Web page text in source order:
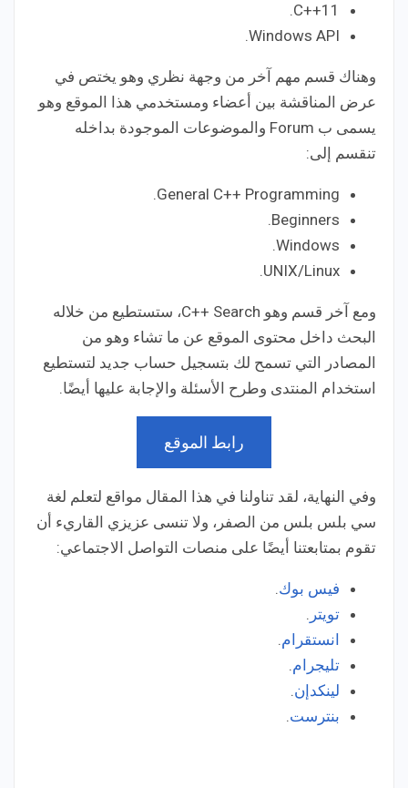
C++11.
Windows API.
وهناك قسم مهم آخر من وجهة نظري وهو يختص في
عرض المناقشة بين أعضاء ومستخدمي هذا الموقع وهو
يسمى ب Forum والموضوعات الموجودة بداخله
تنقسم إلى:
General C++ Programming.
Beginners.
Windows.
UNIX/Linux.
ومع آخر قسم وهو C++ Search، ستستطيع من خلاله
البحث داخل محتوى الموقع عن ما تشاء وهو من
المصادر التي تسمح لك بتسجيل حساب جديد لتستطيع
استخدام المنتدى وطرح الأسئلة والإجابة عليها أيضًا.
رابط الموقع
وفي النهاية، لقد تناولنا في هذا المقال مواقع لتعلم لغة
سي بلس بلس من الصفر، ولا تنسى عزيزي القاريء أن
تقوم بمتابعتنا أيضًا على منصات التواصل الاجتماعي:
فيس بوك.
تويتر .
انستقرام.
تليجرام.
لينكدإن.
بنترست.